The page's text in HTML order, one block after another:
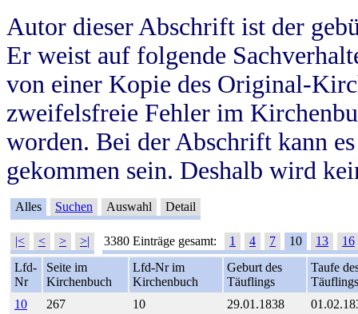
Autor dieser Abschrift ist der
Er weist auf folgende
von einer Kopie des Original-
zweifelsfreie Fehler im
worden. Bei der Abschrift kann
gekommen sein. Deshalb wird
Alles Suchen Auswahl Detail
|< < > >| 3380 Einträge gesamt: 1 4 7 10 13
16
Lfd-
Nr
Seite im
Kirchenbuch
Lfd-Nr im
Kirchenbuch
Geburt des
Täuflings
Taufe
Täuflings
10
267 10 29.01.1838